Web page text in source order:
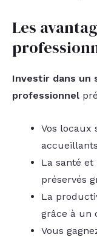
Les
Investir dans un
professionnel
Vos locaux
La santé
préservés
La
grâce à un
Vous